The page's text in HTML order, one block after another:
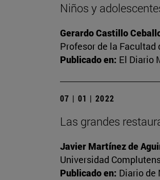
Niños y
Gerardo Castillo
Profesor de la Facultad
Publicado en: El Diario
07 | 01 | 2022
Las grandes
Javier Martínez de
Universidad
Publicado en: Diario de